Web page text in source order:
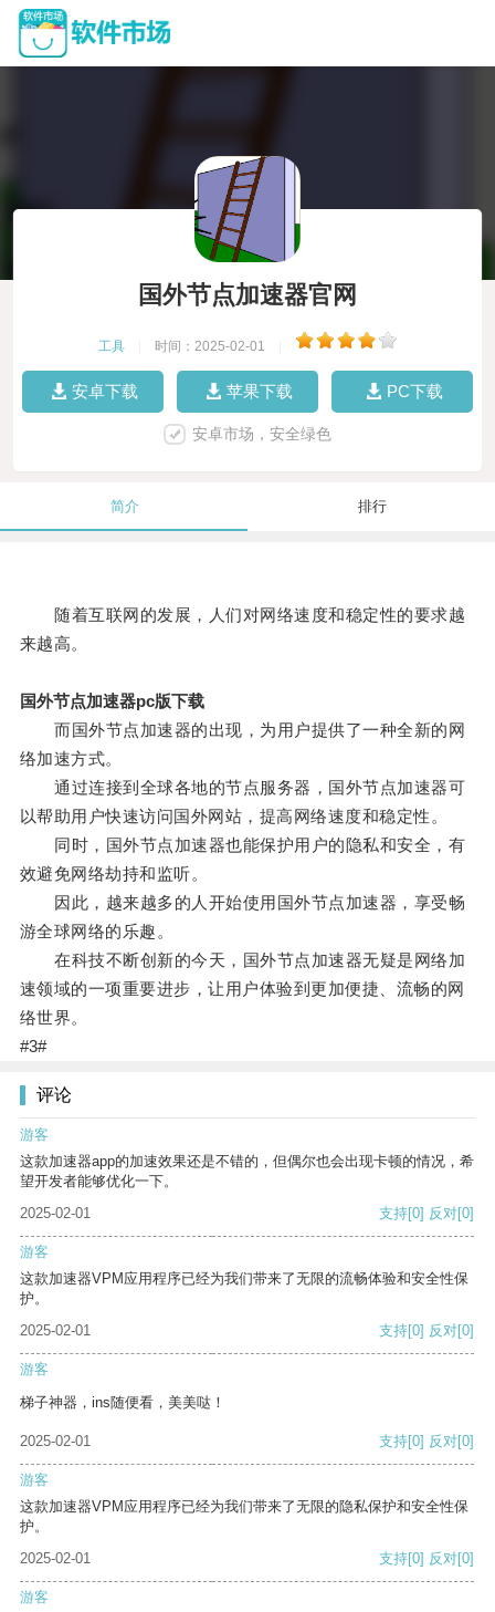
国外节点加速器官网
工具 时间：2025-02-01
安卓下载 苹果下载 PC下载
安卓市场，安全绿色
简介 排行
随着互联网的发展，人们对网络速度和稳定性的要求越
来越高。
国外节点加速器pc版下载
而国外节点加速器的出现，为用户提供了一种全新的网
络加速方式。
通过连接到全球各地的节点服务器，国外节点加速器可
以帮助用户快速访问国外网站，提高网络速度和稳定性。
同时，国外节点加速器也能保护用户的隐私和安全，有
效避免网络劫持和监听。
因此，越来越多的人开始使用国外节点加速器，享受畅
游全球网络的乐趣。
在科技不断创新的今天，国外节点加速器无疑是网络加
速领域的一项重要进步，让用户体验到更加便捷、流畅的网
络世界。
#3#
评论
游客
这款加速器app的加速效果还是不错的，但偶尔也会出现卡顿的情况，希
望开发者能够优化一下。
2025-02-01
支持[0] 反对[0]
游客
这款加速器VPM应用程序已经为我们带来了无限的流畅体验和安全性保
护。
2025-02-01
支持[0] 反对[0]
游客
梯子神器，ins随便看，美美哒！
2025-02-01 支持[0] 反对[0]
游客
这款加速器VPM应用程序已经为我们带来了无限的隐私保护和安全性保
护。
2025-02-01
支持[0] 反对[0]
游客